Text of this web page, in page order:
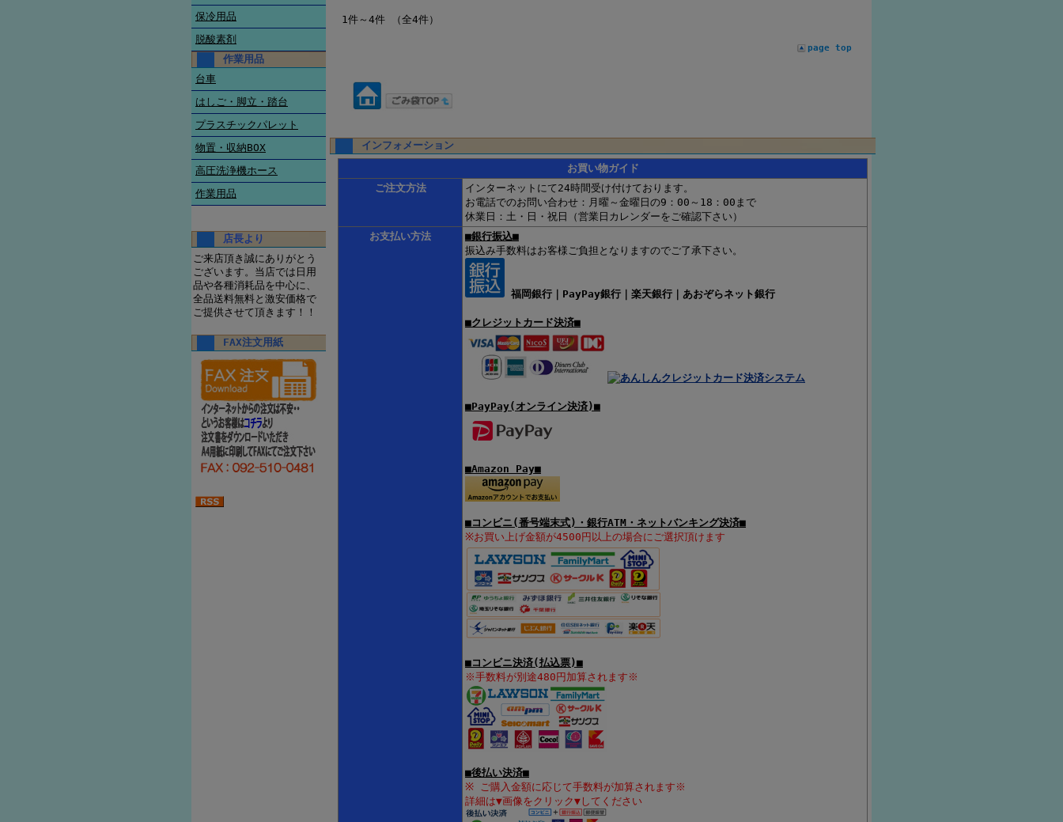
保冷用品
脱酸素剤
作業用品
台車
はしご・脚立・踏台
プラスチックパレット
物置・収納BOX
高圧洗浄機ホース
作業用品
店長より
ご来店頂き誠にありがとう
ございます。当店では日用
品や各種消耗品を中心に、
全品送料無料と激安価格で
ご提供させて頂きます！！
FAX注文用紙
1件～4件 （全4件）
page top
インフォメーション
お買い物ガイド
ご注文方法
インターネットにて24時間受け付けております。
お電話でのお問い合わせ：月曜～金曜日の9：00～18：00まで
休業日：土・日・祝日（営業日カレンダーをご確認下さい）
お支払い方法
■銀行振込■
振込み手数料はお客様ご負担となりますのでご了承下さい。
福岡銀行｜PayPay銀行｜楽天銀行｜あおぞらネット銀行
■クレジットカード決済■
■PayPay(オンライン決済)■
■Amazon Pay■
■コンビニ(番号端末式)・銀行ATM・ネットバンキング決済■
※お買い上げ金額が4500円以上の場合にご選択頂けます
■コンビニ決済(払込票)■
※手数料が別途480円加算されます※
■後払い決済■
※ ご購入金額に応じて手数料が加算されます※
詳細は▼画像をクリック▼してください